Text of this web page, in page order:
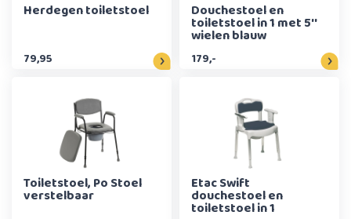
Herdegen toiletstoel
79,95
Douchestoel en
toiletstoel in 1 met 5''
wielen blauw
179,-
Toiletstoel, Po Stoel
verstelbaar
Etac Swift
douchestoel en
toiletstoel in 1